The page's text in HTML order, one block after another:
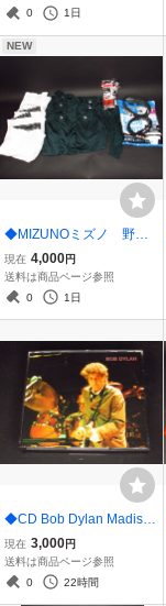
0
1日
NEW
◆MIZUNOミズノ 野
球 練習着まとめて ア
ンダーシャツ パンツ
ベルト
現在 4,000円
送料は商品ページ参照
0
1日
◆CD Bob Dylan Madison
Square Gardenボブ・デ
ィラン
現在 3,000円
送料は商品ページ参照
0
22時間